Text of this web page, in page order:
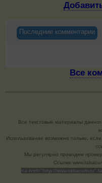
Последние комментарии
Все
Все текстовые материалы
Использование возможно только,
Мы регулярно проводим
Cсылка
<a href="http://www.tabacum.ru"